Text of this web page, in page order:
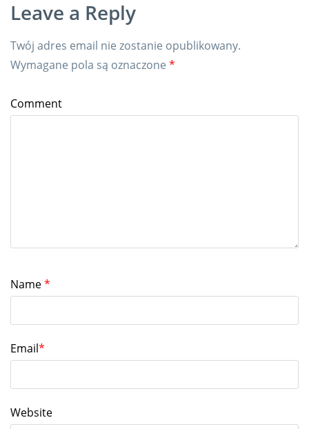
Leave a Reply
Twój adres email nie zostanie opublikowany.
Wymagane pola są oznaczone *
Comment
Name*
Email*
Website